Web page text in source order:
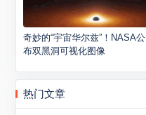
奇妙的“宇宙华尔兹”！NASA公
布双黑洞可视化图像
热门文章